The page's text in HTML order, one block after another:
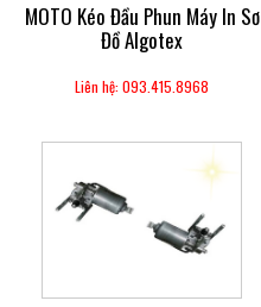
MOTO Kéo Đầu Phun Máy In Sơ
Đồ Algotex
Liên hệ: 093.415.8968